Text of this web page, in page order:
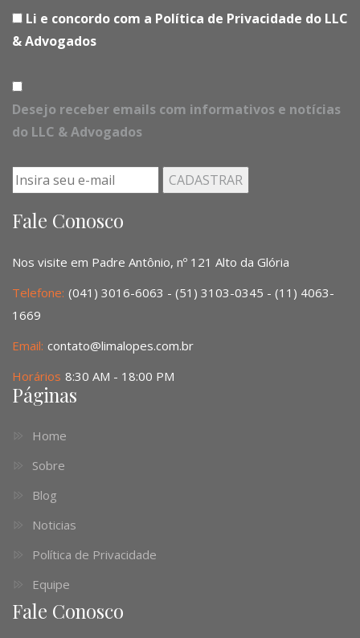
Li e concordo com a Política de Privacidade do LLC
& Advogados
Desejo receber emails com informativos e notícias
do LLC & Advogados
Fale Conosco
Nos visite em Padre Antônio, nº 121 Alto da Glória
Telefone: (041) 3016-6063 - (51) 3103-0345 - (11) 4063-
1669
Email: contato@limalopes.com.br
Horários 8:30 AM - 18:00 PM
Páginas
Home
Sobre
Blog
Noticias
Política de Privacidade
Equipe
Fale Conosco